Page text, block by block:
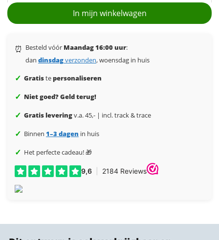
In mijn winkelwagen
⏰ Besteld vóór Maandag 16:00 uur:
dan dinsdagverzonden, woensdag in huis
✓ Gratistepersonaliseren
✓ Niet goed? Geld terug!
✓ Gratis leveringv.a. 45,- | incl. track & trace
✓ Binnen 1–3 dagen in huis
✓ Het perfecte cadeau! 🎁